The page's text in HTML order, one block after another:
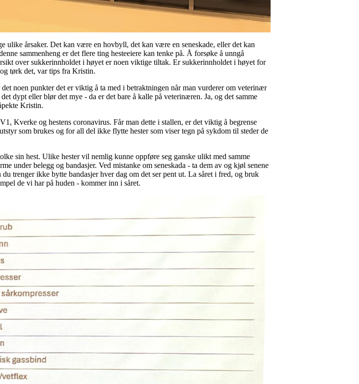
ulike årsaker. Det kan være en hovbyll, det kan være en seneskade, eller det kan
sammenheng er det flere ting hesteeiere kan tenke på. Å forsøke å unngå
over sukkerinnholdet i høyet er noen viktige tiltak. Er sukkerinnholdet i høyet for
tørk det, var tips fra Kristin.
noen punkter det er viktig å ta med i betraktningen når man vurderer om veterinær
dypt eller blør det mye - da er det bare å kalle på veterinæren. Ja, og det samme
Kristin.
Kverke og hestens coronavirus. Får man dette i stallen, er det viktig å begrense
som brukes og for all del ikke flytte hester som viser tegn på sykdom til steder de
sin hest. Ulike hester vil nemlig kunne oppføre seg ganske ulikt med samme
under belegg og bandasjer. Ved mistanke om seneskada - ta dem av og kjøl senene
trenger ikke bytte bandasjer hver dag om det ser pent ut. La såret i fred, og bruk
de vi har på huden - kommer inn i såret.